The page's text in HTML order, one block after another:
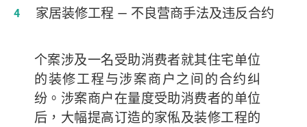
家居装修工程 — 不良营商手法及违反合约
个案涉及一名受助消费者就其住宅单位
的装修工程与涉案商户之间的合约纠
纷。涉案商户在量度受助消费者的单位
后，大幅提高订造的家俬及装修工程的